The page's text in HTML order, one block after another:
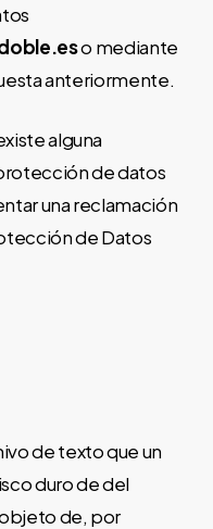
o mediante
anteriormente.
alguna
de datos
una reclamación
de Datos
de texto que un
duro de del
de, por